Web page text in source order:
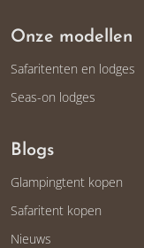
Onze modellen
Safaritenten en lodges
Seas-on lodges
Blogs
Glampingtent kopen
Safaritent kopen
Nieuws